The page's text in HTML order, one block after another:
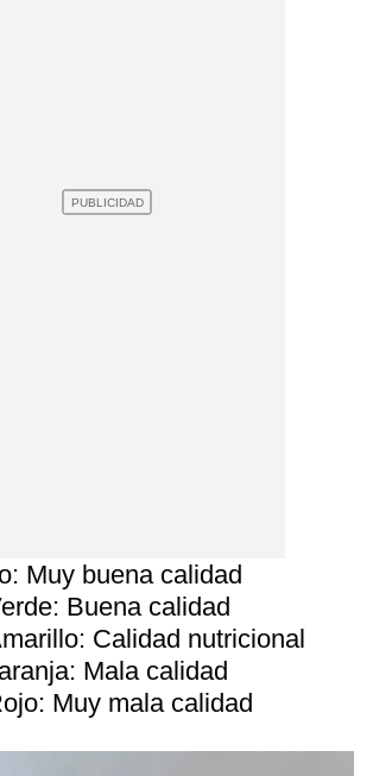
Muy buena calidad
Buena calidad
Calidad nutricional
Mala calidad
Muy mala calidad